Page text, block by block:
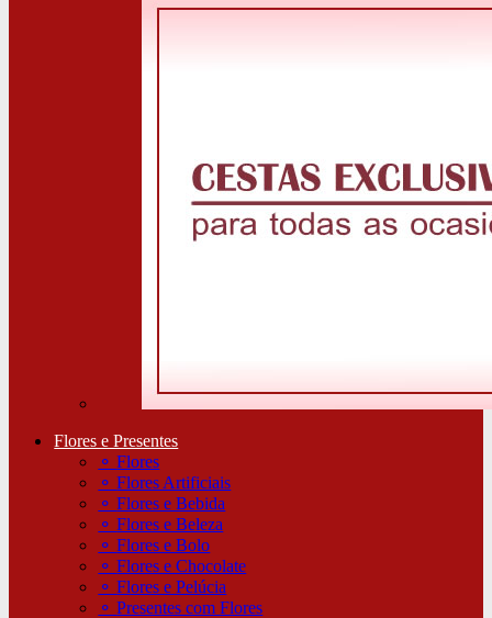
Flores e Presentes
⚬Flores
⚬Flores Artificiais
⚬Flores e Bebida
⚬Flores e Beleza
⚬Flores e Bolo
⚬Flores e Chocolate
⚬Flores e Pelúcia
⚬Presentes com Flores